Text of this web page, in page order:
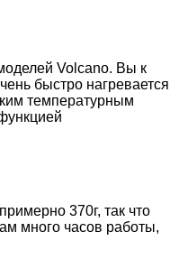
Volcano. Вы к
быстро нагревается
температурным
370г, так что
много часов работы,